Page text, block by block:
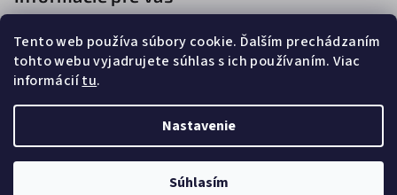
Tento web používa súbory cookie. Ďalším prechádzaním
tohto webu vyjadrujete súhlas s ich používaním. Viac
informáciítu.
Nastavenie
Súhlasím
Ako nakupovať
Obchodné podmienky
Podmienky ochrany osobných údajov